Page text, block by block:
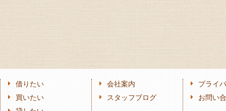
借りたい
買いたい
会社案内
スタッフブログ
プライ
お問い